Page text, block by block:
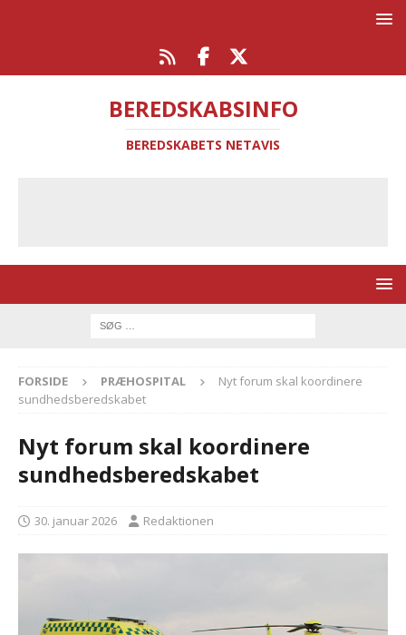
BEREDSKABSINFO
BEREDSKABETS NETAVIS
FORSIDE PRÆHOSPITAL
Nyt forum skal koordinere
sundhedsberedskabet
Nyt forum skal koordinere
sundhedsberedskabet
30. januar 2026 Redaktionen